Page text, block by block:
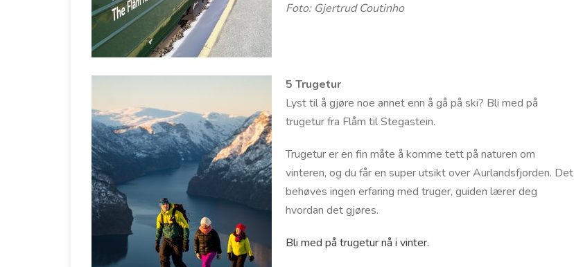
Foto: Gjertrud Coutinho
5 Trugetur
Lyst til å gjøre noe annet enn å gå på ski? Bli med på
trugetur fra Flåm til Stegastein.
Trugetur er en fin måte å komme tett på naturen om
vinteren, og du får en super utsikt over Aurlandsfjorden. Det
behøves ingen erfaring med truger, guiden lærer deg
hvordan det gjøres.
Bli med på trugetur nå i vinter.